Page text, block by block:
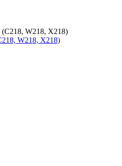
W218, X218)